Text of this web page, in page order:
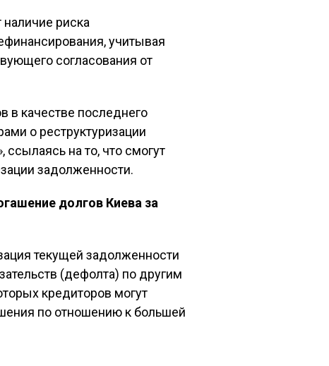
риска
учитывая
согласования от
в качестве последнего
о реструктуризации
на то, что смогут
задолженности.
долгов Киева за
текущей задолженности
(дефолта) по другим
кредиторов могут
по отношению к большей